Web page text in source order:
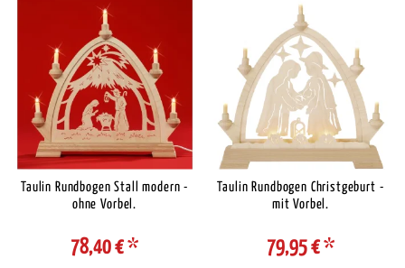
Taulin Rundbogen Stall modern -
ohne Vorbel.
78,40 €*
Taulin Rundbogen Christgeburt -
mit Vorbel.
79,95 €*